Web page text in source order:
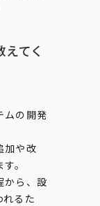
てく
ムの開発
加や改
。
から、設
るた